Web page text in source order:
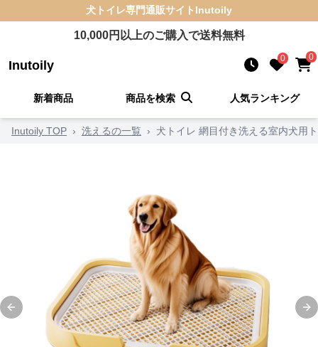
犬トイレ専門通販サイト Inutoily
10,000円以上のご購入で送料無料
Inutoily 0 0
新着商品 商品を検索 人気ランキング
Inutoily TOP › 洗えるの一覧 › 犬トイレ 網目付き洗える室内犬用
Previous slide